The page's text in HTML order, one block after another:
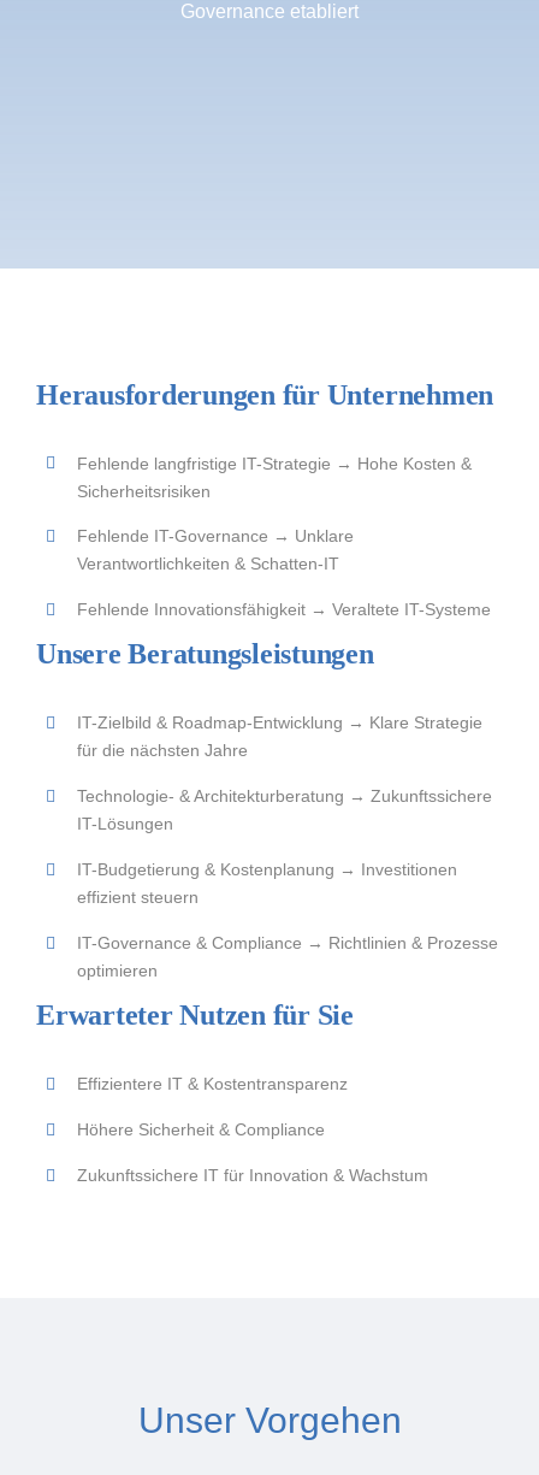
Governance etabliert
Herausforderungen für Unternehmen
Fehlende langfristige IT-Strategie → Hohe Kosten &
Sicherheitsrisiken
Fehlende IT-Governance → Unklare
Verantwortlichkeiten & Schatten-IT
Fehlende Innovationsfähigkeit → Veraltete IT-Systeme
Unsere Beratungsleistungen
IT-Zielbild & Roadmap-Entwicklung → Klare Strategie
für die nächsten Jahre
Technologie- & Architekturberatung → Zukunftssichere
IT-Lösungen
IT-Budgetierung & Kostenplanung → Investitionen
effizient steuern
IT-Governance & Compliance → Richtlinien & Prozesse
optimieren
Erwarteter Nutzen für Sie
Effizientere IT & Kostentransparenz
Höhere Sicherheit & Compliance
Zukunftssichere IT für Innovation & Wachstum
Unser Vorgehen